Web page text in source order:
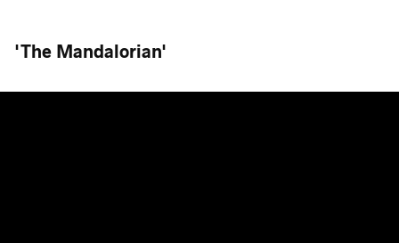
'The Mandalorian'